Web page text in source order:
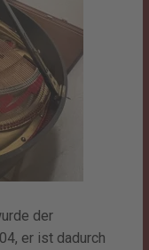
der
er ist dadurch